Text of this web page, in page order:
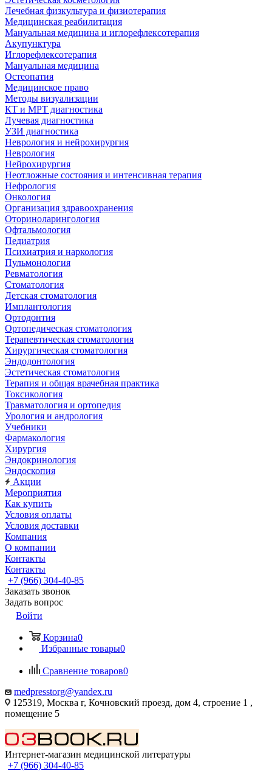
Лечебная физкультура и физиотерапия
Медицинская реабилитация
Мануальная медицина и иглорефлексотерапия
Акупунктура
Иглорефлексотерапия
Мануальная медицина
Остеопатия
Медицинское право
Методы визуализации
КТ и МРТ диагностика
Лучевая диагностика
УЗИ диагностика
Неврология и нейрохирургия
Неврология
Нейрохирургия
Неотложные состояния и интенсивная терапия
Нефрология
Онкология
Организация здравоохранения
Оториноларингология
Офтальмология
Педиатрия
Психиатрия и наркология
Пульмонология
Ревматология
Стоматология
Детская стоматология
Имплантология
Ортодонтия
Ортопедическая стоматология
Терапевтическая стоматология
Хирургическая стоматология
Эндодонтология
Эстетическая стоматология
Терапия и общая врачебная практика
Токсикология
Травматология и ортопедия
Урология и андрология
Учебники
Фармакология
Хирургия
Эндокринология
Эндоскопия
Акции
Мероприятия
Как купить
Условия оплаты
Условия доставки
Компания
О компании
Контакты
Контакты
+7 (966) 304-40-85
Заказать звонок
Задать вопрос
Войти
Корзина0
Избранные товары0
Сравнение товаров0
medpresstorg@yandex.ru
125319, Москва г, Кочновский проезд, дом 4, строение 1 ,
помещение 5
Интернет-магазин медицинской литературы
+7 (966) 304-40-85